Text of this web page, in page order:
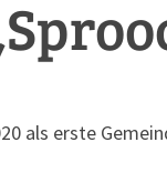
als erste